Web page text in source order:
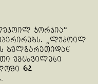
ჯორჯია“
„ლუკოილ
ბულგარეთიდან
უმსხვილესი
62